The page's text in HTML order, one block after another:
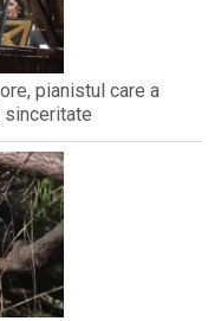
pianistul care a